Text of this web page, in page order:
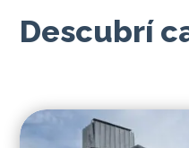
Descubrí